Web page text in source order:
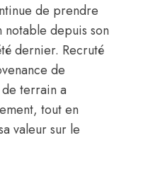
de prendre
notable depuis son
dernier. Recruté
de
terrain a
tout en
valeur sur le